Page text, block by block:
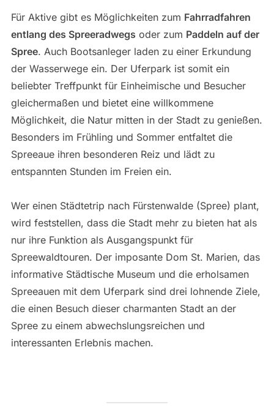
Für Aktive gibt es Möglichkeiten zum Fahrradfahren
entlang des Spreeradwegs oder zum Paddeln auf der
Spree. Auch Bootsanleger laden zu einer Erkundung
der Wasserwege ein. Der Uferpark ist somit ein
beliebter Treffpunkt für Einheimische und Besucher
gleichermaßen und bietet eine willkommene
Möglichkeit, die Natur mitten in der Stadt zu genießen.
Besonders im Frühling und Sommer entfaltet die
Spreeaue ihren besonderen Reiz und lädt zu
entspannten Stunden im Freien ein.
Wer einen Städtetrip nach Fürstenwalde (Spree) plant,
wird feststellen, dass die Stadt mehr zu bieten hat als
nur ihre Funktion als Ausgangspunkt für
Spreewaldtouren. Der imposante Dom St. Marien, das
informative Städtische Museum und die erholsamen
Spreeauen mit dem Uferpark sind drei lohnende Ziele,
die einen Besuch dieser charmanten Stadt an der
Spree zu einem abwechslungsreichen und
interessanten Erlebnis machen.